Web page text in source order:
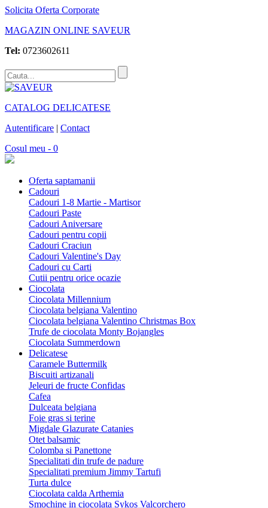
Solicita Oferta Corporate
MAGAZIN ONLINE SAVEUR
Tel: 0723602611
CATALOG DELICATESE
Autentificare | Contact
Cosul meu - 0
Oferta saptamanii
Cadouri
Cadouri 1-8 Martie - Martisor
Cadouri Paste
Cadouri Aniversare
Cadouri pentru copii
Cadouri Craciun
Cadouri Valentine's Day
Cadouri cu Carti
Cutii pentru orice ocazie
Ciocolata
Ciocolata Millennium
Ciocolata belgiana Valentino
Ciocolata belgiana Valentino Christmas Box
Trufe de ciocolata Monty Bojangles
Ciocolata Summerdown
Delicatese
Caramele Buttermilk
Biscuiti artizanali
Jeleuri de fructe Confidas
Cafea
Dulceata belgiana
Foie gras si terine
Migdale Glazurate Catanies
Otet balsamic
Colomba si Panettone
Specialitati din trufe de padure
Specialitati premium Jimmy Tartufi
Turta dulce
Ciocolata calda Arthemia
Smochine in ciocolata Sykos Valcorchero